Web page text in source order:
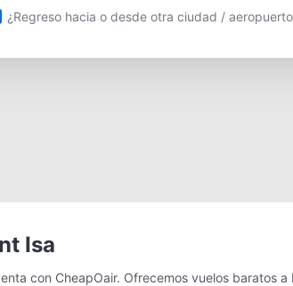
o vuelos directos
¿Regreso hacia o desde otra ciudad /
Isa
con CheapOair. Ofrecemos vuelos